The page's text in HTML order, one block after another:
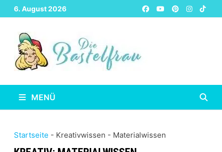
Zurück
zum
Inhalt
6. August 2026
MENÜ
Startseite - Kreativwissen - Materialwissen